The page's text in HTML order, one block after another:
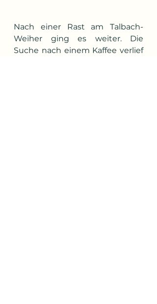
Nach einer Rast am Talbach-
Weiher ging es weiter. Die
Suche nach einem Kaffee verlief